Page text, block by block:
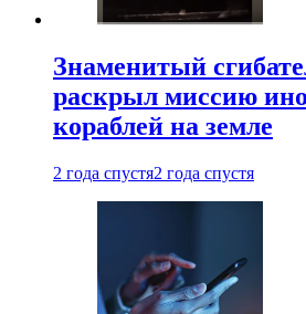
Знаменитый
раскрыл миссию
кораблей на земле
2 года спустя2 года спустя